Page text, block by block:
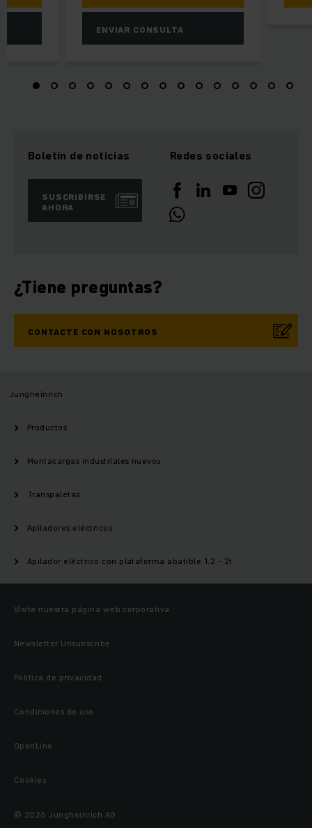
ENVIAR CONSULTA
Boletín de noticias
SUSCRIBIRSE
AHORA
Redes sociales
¿Tiene preguntas?
CONTACTE CON NOSOTROS
Jungheinrich
Productos
Montacargas industriales nuevos
Transpaletas
Apiladores eléctricos
Apilador eléctrico con plataforma abatible 1.2 - 2t
Visite nuestra página web corporativa
Newsletter Unsubscribe
Política de privacidad
Condiciones de uso
OpenLine
Cookies
© 2026 Jungheinrich AG